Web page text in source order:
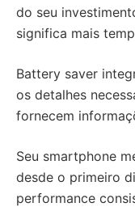
do seu
significa mais
Battery saver
os detalhes
fornecem
Seu smartphone
desde o primeiro
performance